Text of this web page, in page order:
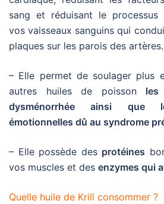
sang et réduisant le processus
vos vaisseaux sanguins qui
plaques sur les parois des artères.
– Elle permet de soulager plus
autres huiles de poisson les
dysménorrhée ainsi que
émotionnelles dû au syndrome
– Elle possède des protéines
vos muscles et des enzymes qui
Quelle huile de Krill consommer ?